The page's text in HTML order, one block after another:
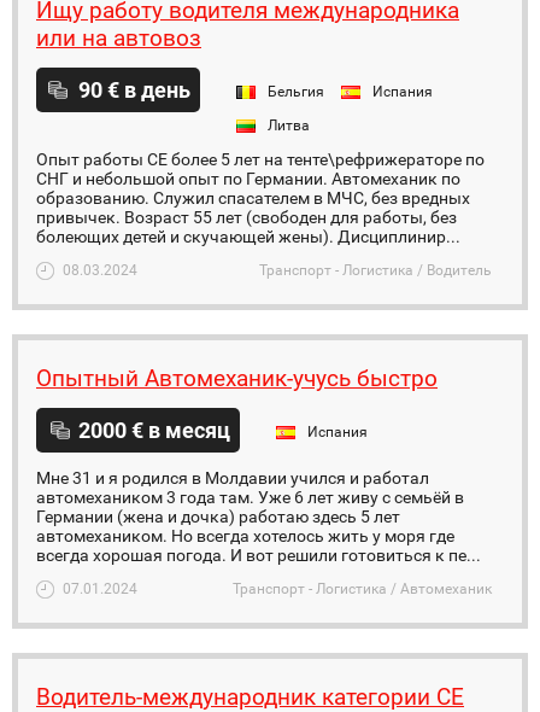
Ищу работу водителя международника
или на автовоз
90 € в день Бельгия
Испания
Литва
Опыт работы СЕ более 5 лет на тенте\рефрижераторе по
СНГ и небольшой опыт по Германии. Автомеханик по
образованию. Служил спасателем в МЧС, без вредных
привычек. Возраст 55 лет (свободен для работы, без
болеющих детей и скучающей жены). Дисциплинир...
08.03.2024 Транспорт - Логистика / Водитель
Опытный Автомеханик-учусь быстро
2000 € в месяц Испания
Мне 31 и я родился в Молдавии учился и работал
автомехаником 3 года там. Уже 6 лет живу с семьёй в
Германии (жена и дочка) работаю здесь 5 лет
автомехаником. Но всегда хотелось жить у моря где
всегда хорошая погода. И вот решили готовиться к пе...
07.01.2024 Транспорт - Логистика / Автомеханик
Водитель-международник категории CE